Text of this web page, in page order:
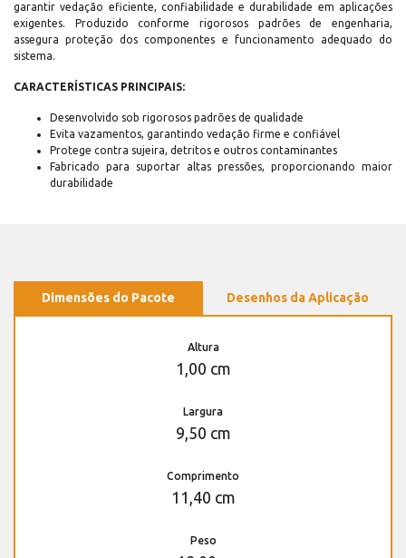
garantir vedação eficiente, confiabilidade e durabilidade em aplicações
exigentes. Produzido conforme rigorosos padrões de engenharia,
assegura proteção dos componentes e funcionamento adequado do
sistema.
CARACTERÍSTICAS PRINCIPAIS:
Desenvolvido sob rigorosos padrões de qualidade
Evita vazamentos, garantindo vedação firme e confiável
Protege contra sujeira, detritos e outros contaminantes
Fabricado para suportar altas pressões, proporcionando maior
durabilidade
Dimensões do Pacote Desenhos da Aplicação
Altura
1,00 cm
Largura
9,50 cm
Comprimento
11,40 cm
Peso